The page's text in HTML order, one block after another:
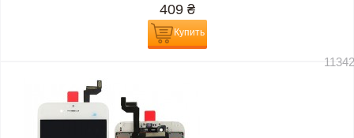
409 ₴
Купить